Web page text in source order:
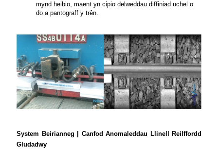
mynd heibio, maent yn cipio delweddau diffiniad uchel o
do a pantograff y trên.
System Beirianneg | Canfod Anomaleddau Llinell Reilffordd
Gludadwy